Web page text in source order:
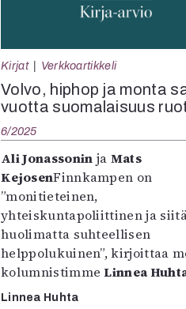
Kirjat Verkkoartikkeli
Volvo, hiphop ja monta
vuotta suomalaisuus
6/2025
Ali Jonassonin ja Mats
KejosenFinnkampen on
”monitieteinen,
yhteiskuntapoliittinen ja
huolimatta suhteellisen
helppolukuinen”, kirjoittaa
kolumnistimmeLinnea
Linnea Huhta